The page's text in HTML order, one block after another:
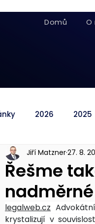
Domů O
2026 2025
Řešme
Jiří Matzner27. 8.
legalweb.cz
krystalizují v